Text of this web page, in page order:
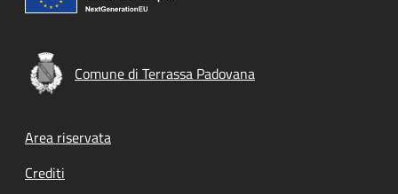
Comune di Terrassa Padovana
Footer menu
Area riservata
Crediti